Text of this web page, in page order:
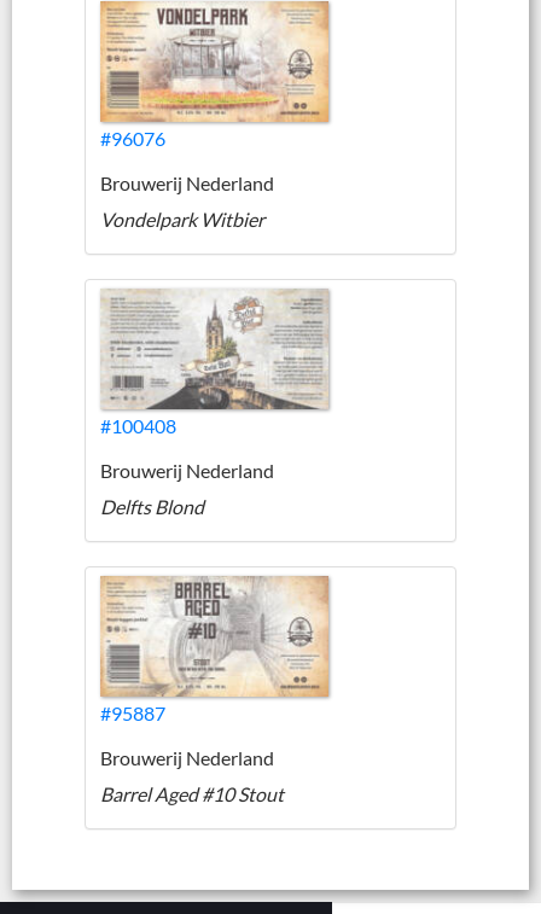
#96076
Brouwerij Nederland
Vondelpark Witbier
#100408
Brouwerij Nederland
Delfts Blond
#95887
Brouwerij Nederland
Barrel Aged #10 Stout